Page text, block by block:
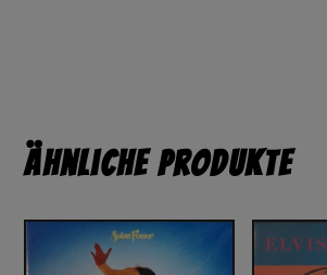
Ähnliche Produkte